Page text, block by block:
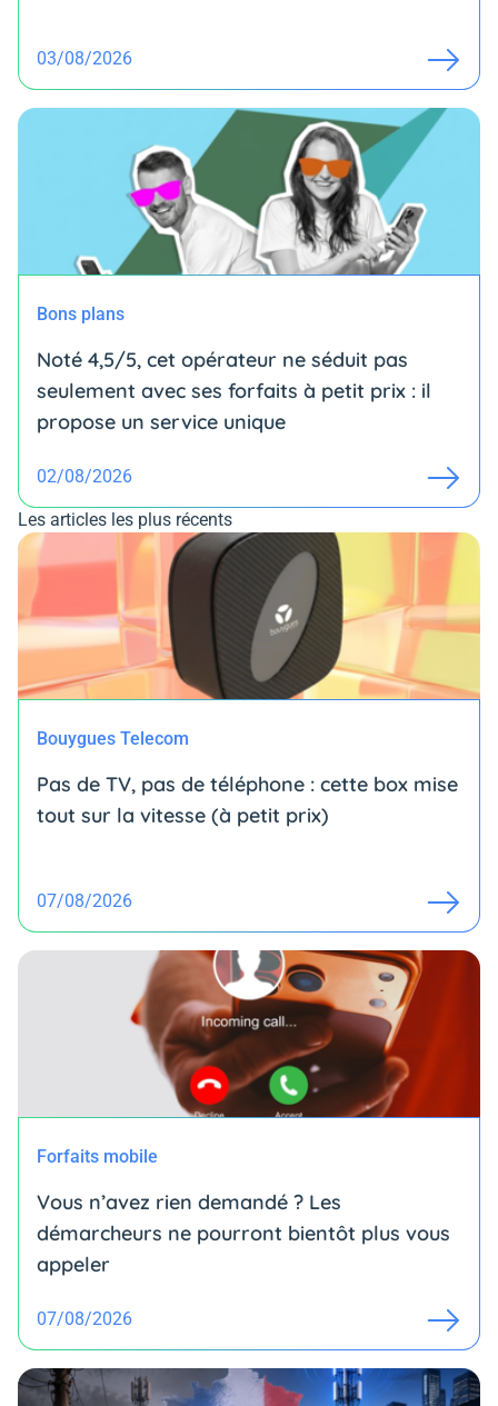
03/08/2026
Bons plans
Noté 4,5/5, cet opérateur ne séduit pas
seulement avec ses forfaits à petit prix : il
propose un service unique
02/08/2026
Les articles les plus récents
Bouygues Telecom
Pas de TV, pas de téléphone : cette box mise
tout sur la vitesse (à petit prix)
07/08/2026
Forfaits mobile
Vous n’avez rien demandé ? Les
démarcheurs ne pourront bientôt plus vous
appeler
07/08/2026